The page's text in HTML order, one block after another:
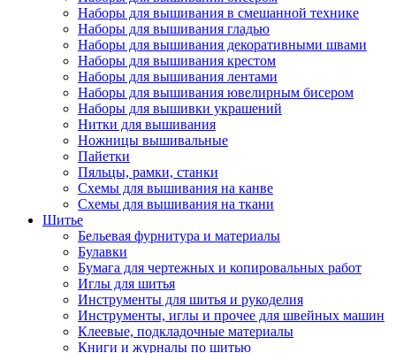
Наборы для вышивания в смешанной технике
Наборы для вышивания гладью
Наборы для вышивания декоративными швами
Наборы для вышивания крестом
Наборы для вышивания лентами
Наборы для вышивания ювелирным бисером
Наборы для вышивки украшений
Нитки для вышивания
Ножницы вышивальные
Пайетки
Пяльцы, рамки, станки
Схемы для вышивания на канве
Схемы для вышивания на ткани
Шитье
Бельевая фурнитура и материалы
Булавки
Бумага для чертежных и копировальных работ
Иглы для шитья
Инструменты для шитья и рукоделия
Инструменты, иглы и прочее для швейных машин
Клеевые, подкладочные материалы
Книги и журналы по шитью